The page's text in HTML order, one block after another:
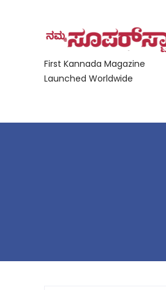
First Kannada Magazine
Launched Worldwide